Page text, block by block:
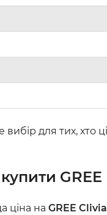
вибір для тих, хто
ціна на GREE